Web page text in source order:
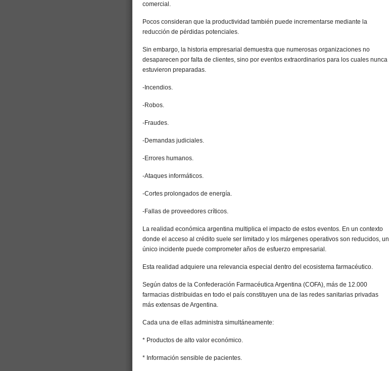
comercial.
Pocos consideran que la productividad también puede incrementarse mediante la
reducción de pérdidas potenciales.
Sin embargo, la historia empresarial demuestra que numerosas organizaciones no
desaparecen por falta de clientes, sino por eventos extraordinarios para los cuales nunca
estuvieron preparadas.
-Incendios.
-Robos.
-Fraudes.
-Demandas judiciales.
-Errores humanos.
-Ataques informáticos.
-Cortes prolongados de energía.
-Fallas de proveedores críticos.
La realidad económica argentina multiplica el impacto de estos eventos. En un contexto
donde el acceso al crédito suele ser limitado y los márgenes operativos son reducidos, un
único incidente puede comprometer años de esfuerzo empresarial.
Esta realidad adquiere una relevancia especial dentro del ecosistema farmacéutico.
Según datos de la Confederación Farmacéutica Argentina (COFA), más de 12.000
farmacias distribuidas en todo el país constituyen una de las redes sanitarias privadas
más extensas de Argentina.
Cada una de ellas administra simultáneamente:
* Productos de alto valor económico.
* Información sensible de pacientes.